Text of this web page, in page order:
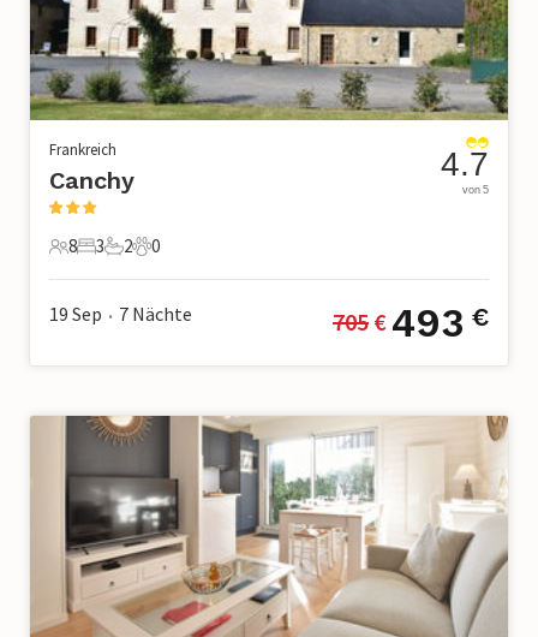
Frankreich
Canchy
8 Gäste
8
3 Schlafzimmer
3
2 Badezimmer
2
0 Haustiere
0
4.7
von 5
19 Sep • 7 Nächte 705 € 493 €